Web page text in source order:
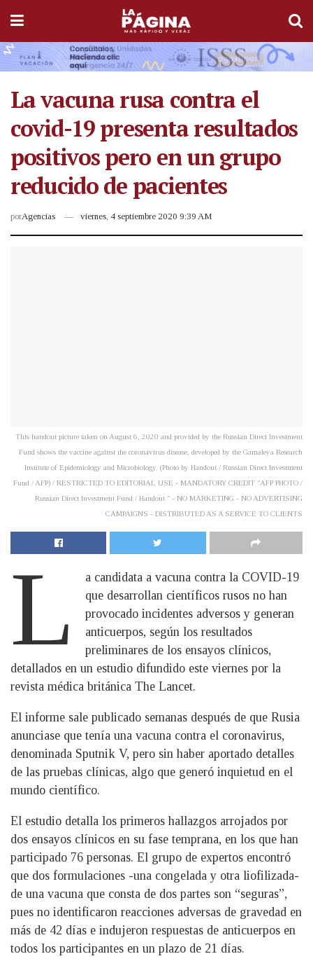
La vacuna rusa contra el
covid-19 presenta resultados
positivos pero en un grupo
reducido de pacientes
porAgencias viernes, 4 septiembre 2020 9:39 AM
This handout picture taken on August 6, 2020 and provided by the Russian Direct Investment
Fund shows the vaccine against the coronavirus disease, developed by the Gamaleya Research
Institute of Epidemiology and Microbiology. (Photo by Handout / Russian Direct Investment
Fund / AFP) / RESTRICTED TO EDITORIAL USE - MANDATORY CREDIT "AFP PHOTO /
Russian Direct Investment Fund / Handout " - NO MARKETING - NO ADVERTISING
CAMPAIGNS - DISTRIBUTED AS A SERVICE TO CLIENTS
L
a candidata a vacuna contra la COVID-19
que desarrollan científicos rusos no han
provocado incidentes adversos y generan
anticuerpos, según los resultados
preliminares de los ensayos clínicos,
detallados en un estudio difundido este viernes por la
revista médica británica The Lancet.
El informe sale publicado semanas después de que Rusia
anunciase que tenía una vacuna contra el coronavirus,
denominada Sputnik V, pero sin haber aportado detalles
de las pruebas clínicas, algo que generó inquietud en el
mundo científico.
El estudio detalla los primeros hallazgos arrojados por
dos ensayos clínicos en su fase temprana, en los que han
participado 76 personas. El grupo de expertos encontró
que dos formulaciones -una congelada y otra liofilizada-
de una vacuna que consta de dos partes son “seguras”,
pues no identificaron reacciones adversas de gravedad en
más de 42 días e indujeron respuestas de anticuerpos en
todos los participantes en un plazo de 21 días.